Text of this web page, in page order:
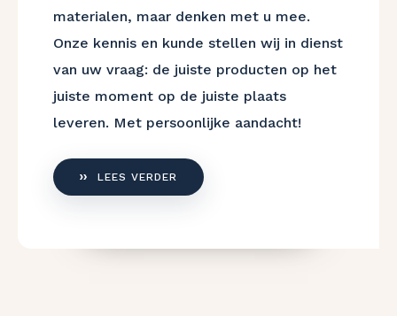
materialen, maar denken met u mee.
Onze kennis en kunde stellen wij in dienst
van uw vraag: de juiste producten op het
juiste moment op de juiste plaats
leveren. Met persoonlijke aandacht!
LEES VERDER